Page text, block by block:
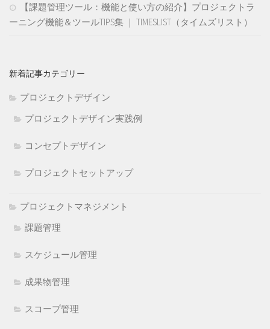
【課題管理ツール：機能と使い方の紹介】プロジェクトラ
ーニング機能＆ツールTIPS集 ｜ TIMESLIST（タイムズリスト）
新着記事カテゴリー
プロジェクトデザイン
プロジェクトデザイン実践例
コンセプトデザイン
プロジェクトセットアップ
プロジェクトマネジメント
課題管理
スケジュール管理
成果物管理
スコープ管理